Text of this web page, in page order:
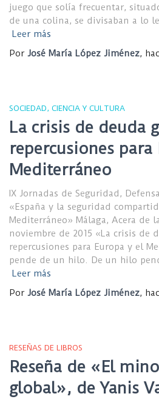
juego que solía frecuentar,
de una colina, se divisaban a lo
Leer más
Por José María López Jiménez,
SOCIEDAD, CIENCIA Y CULTURA
La crisis de deuda
repercusiones
Mediterráneo
IX Jornadas de Seguridad,
«España y la seguridad
Mediterráneo» Málaga, Acera de
noviembre de 2015 «La crisis de
repercusiones para Europa y el
pende de un hilo. De un hilo
Leer más
Por José María López Jiménez,
RESEÑAS DE LIBROS
Reseña de «El
global», de Yanis